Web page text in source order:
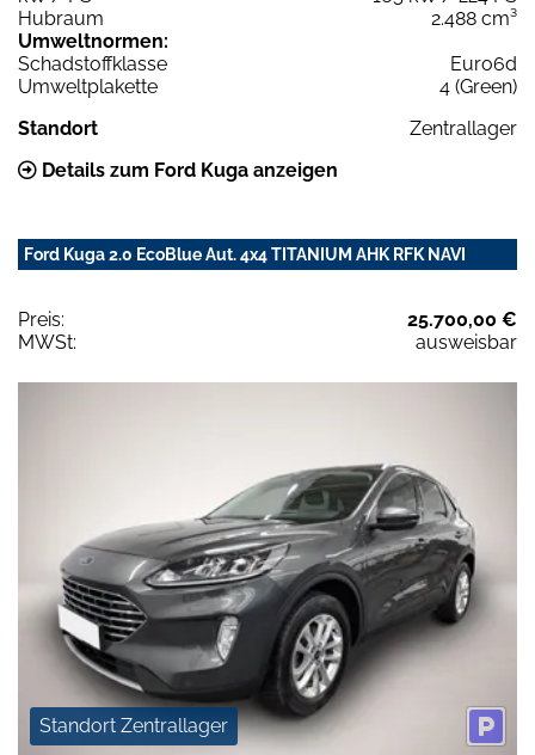
Hubraum
2.488 cm³
Umweltnormen:
Schadstoffklasse
Euro6d
Umweltplakette
4 (Green)
Standort
Zentrallager
Details zum Ford Kuga anzeigen
Ford Kuga 2.0 EcoBlue Aut. 4x4 TITANIUM AHK RFK NAVI
Preis:
25.700,00 €
MWSt:
ausweisbar
Standort Zentrallager